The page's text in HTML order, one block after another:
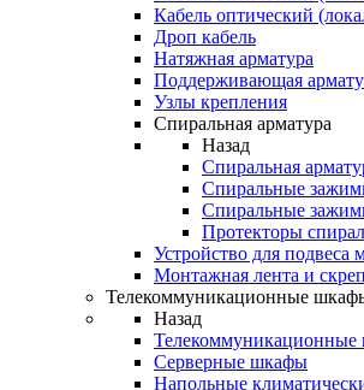
Кабель оптический
Дроп кабель
Натяжная арматура
Поддерживающая
Узлы крепления
Спиральная арматура
Назад
Спиральная
Спиральные
Спиральные
Протекторы
Устройство для подвеса
Монтажная лента и
Телекоммуникационные
Назад
Серверные шкафы
Напольные